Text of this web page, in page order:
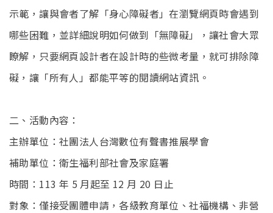
示範，讓與會者了解「身心障礙者」在瀏覽網頁時會遇到
哪些困難，並詳細說明如何做到「無障礙」，讓社會大眾
瞭解，只要網頁設計者在設計時的些微考量，就可排除障
礙，讓「所有人」都能平等的閱讀網站資訊。
二、活動內容：
主辦單位：社團法人台灣數位有聲書推展學會
補助單位：衛生福利部社會及家庭署
時間：113 年 5 月起至 12 月 20 日止
對象：僅接受團體申請，各級教育單位、社福機構、非營